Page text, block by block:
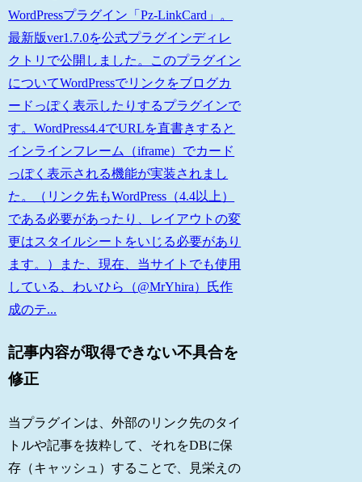
WordPressプラグイン「Pz-LinkCard」。
最新版ver1.7.0を公式プラグインディレ
クトリで公開しました。このプラグイン
についてWordPressでリンクをブログカ
ードっぽく表示したりするプラグインで
す。WordPress4.4でURLを直書きすると
インラインフレーム（iframe）でカード
っぽく表示される機能が実装されまし
た。（リンク先もWordPress（4.4以上）
である必要があったり、レイアウトの変
更はスタイルシートをいじる必要があり
ます。）また、現在、当サイトでも使用
している、わいひら（@MrYhira）氏作
成のテ...
記事内容が取得できない不具合を
修正
当プラグインは、外部のリンク先のタイ
トルや記事を抜粋して、それをDBに保
存（キャッシュ）することで、見栄えの